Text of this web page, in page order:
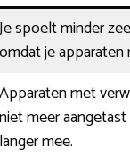
Je spoelt minder
omdat je apparaten
Apparaten met
niet meer
langer mee.